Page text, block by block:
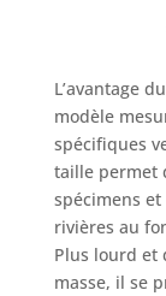
L’avantage du
modèle
spécifiques
taille permet
spécimens
rivières au
Plus lourd et
masse, il se